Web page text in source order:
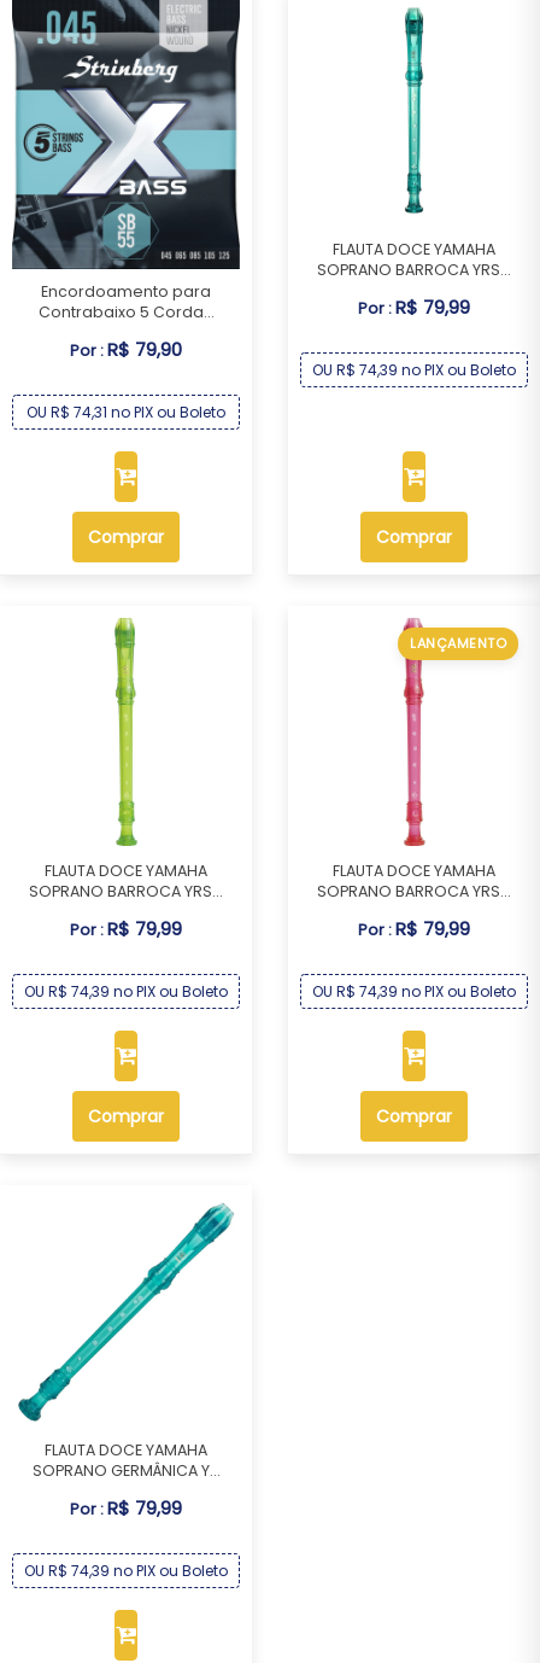
Encordoamento para
Contrabaixo 5 Corda...
Por :R$ 79,90
OU R$ 74,31 no PIX ou Boleto
Comprar
FLAUTA DOCE YAMAHA
SOPRANO BARROCA YRS...
Por :R$ 79,99
OU R$ 74,39 no PIX ou Boleto
Comprar
FLAUTA DOCE YAMAHA
SOPRANO BARROCA YRS...
Por :R$ 79,99
OU R$ 74,39 no PIX ou Boleto
Comprar
LANÇAMENTO
FLAUTA DOCE YAMAHA
SOPRANO BARROCA YRS...
Por :R$ 79,99
OU R$ 74,39 no PIX ou Boleto
Comprar
FLAUTA DOCE YAMAHA
SOPRANO GERMÂNICA Y...
Por :R$ 79,99
OU R$ 74,39 no PIX ou Boleto